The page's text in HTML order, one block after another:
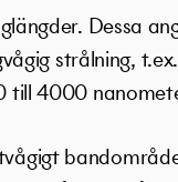
Dessa
strålning,
till 4000